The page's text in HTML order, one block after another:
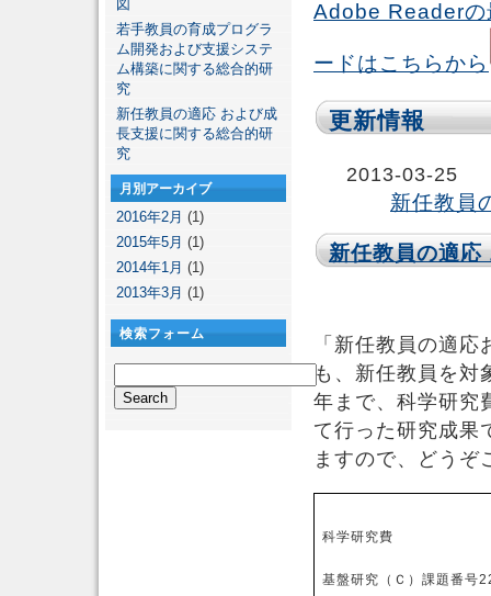
Adobe Readerの
ードはこちらから
更新情報
2013-03-25
新任教員
新任教員の適応
「新任教員の適
も、新任教員を対
年まで、科学研究
て行った研究成果
ますので、どうぞ
科学研究費
基盤研究（Ｃ）課題番号
図
若手教員の育成プログラ
ム開発および支援システ
ム構築に関する総合的研
究
新任教員の適応 および成
長支援に関する総合的研
究
月別アーカイブ
2016年2月 (1)
2015年5月 (1)
2014年1月 (1)
2013年3月 (1)
検索フォーム